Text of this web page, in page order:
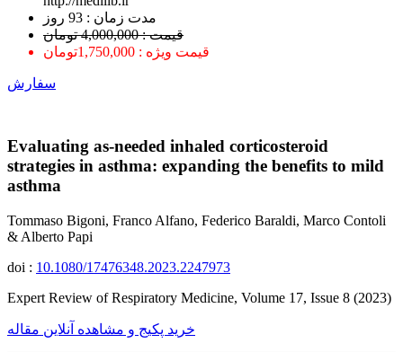
ﻣﺪﺕ ﺯﻣﺎﻥ : 93 ﺭﻭﺯ
قیمت : 4,000,000 تومان
قیمت ویژه : 1,750,000تومان
سفارش
Evaluating as-needed inhaled corticosteroid
strategies in asthma: expanding the benefits to mild
asthma
Tommaso Bigoni, Franco Alfano, Federico Baraldi, Marco Contoli
& Alberto Papi
doi : 10.1080/17476348.2023.2247973
Expert Review of Respiratory Medicine, Volume 17, Issue 8 (2023)
خرید پکیج و مشاهده آنلاین مقاله